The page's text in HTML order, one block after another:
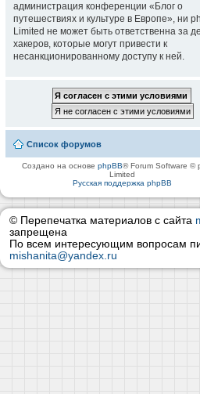
администрация конференции «Блог о
путешествиях и культуре в Европе», ни
Limited не может быть ответственна за
хакеров, которые могут привести к
несанкционированному доступу к ней.
Список форумов
Создано на основеphpBB® Forum Software ©
Limited
Русская поддержка phpBB
© Перепечатка материалов с сайта
запрещена
По всем интересующим вопросам
mishanita@yandex.ru